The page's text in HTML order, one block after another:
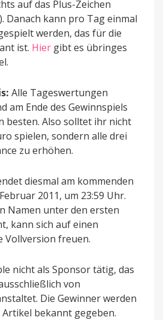
auf das Plus-Zeichen
Danach kann pro Tag einmal
werden, das für die
ist. Hier gibt es übringes
Alle Tageswertungen
am Ende des Gewinnspiels
besten. Also solltet ihr nicht
spielen, sondern alle drei
zu erhöhen.
diesmal am kommenden
2011, um 23:59 Uhr.
Namen unter den ersten
kann sich auf einen
Vollversion freuen.
nicht als Sponsor tätig, das
von
Die Gewinner werden
bekannt gegeben.